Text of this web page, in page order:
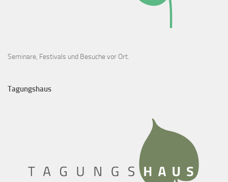
Seminare, Festivals und Besuche vor Ort.
Tagungshaus